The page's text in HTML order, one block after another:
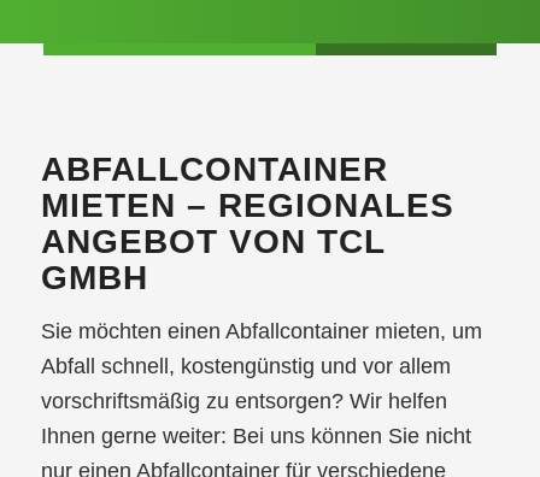
ABFALLCONTAINER
MIETEN – REGIONALES
ANGEBOT VON TCL
GMBH
Sie möchten einen Abfallcontainer mieten, um
Abfall schnell, kostengünstig und vor allem
vorschriftsmäßig zu entsorgen? Wir helfen
Ihnen gerne weiter: Bei uns können Sie nicht
nur einen Abfallcontainer für verschiedene